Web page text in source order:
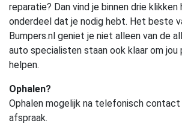
reparatie? Dan vind je binnen drie
onderdeel dat je nodig hebt. Het beste
Bumpers.nl geniet je niet alleen van de
auto specialisten staan ook klaar om jou
helpen.
Ophalen?
Ophalen mogelijk na telefonisch contact
afspraak.